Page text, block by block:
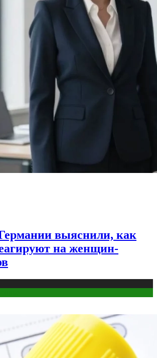
выяснили, как
на женщин-